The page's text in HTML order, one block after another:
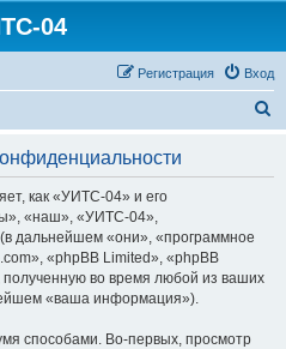
04
Вход
Регистрация
как «УИТС-04» и его
«наш», «УИТС-04»,
дальнейшем «они», «программное
«phpBB Limited», «phpBB
во время любой из ваших
«ваша информация»).
способами. Во-первых, просмотр